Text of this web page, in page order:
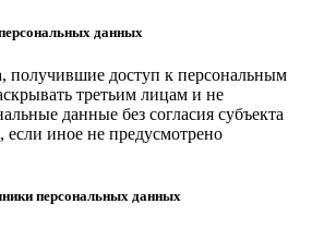
данных
получившие доступ к персональным
третьим лицам и не
данные без согласия субъекта
иное не предусмотрено
персональных данных